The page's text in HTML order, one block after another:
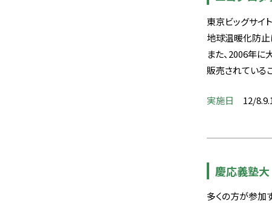
東京ビッグサイ
地球温暖化防止
また、2006年に
販売されている
実施日 12/
慶応義塾
多くの方が参加